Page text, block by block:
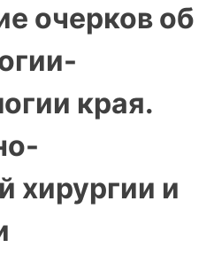
очерков об
края.
хирургии и